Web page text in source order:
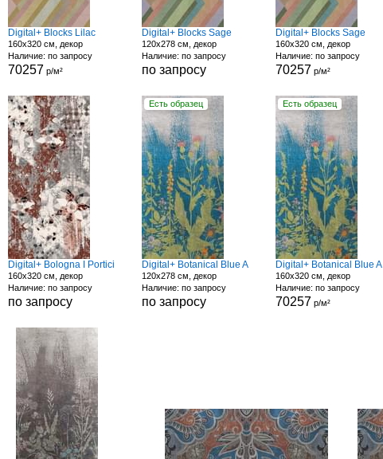
Digital+ Blocks Lilac
160x320 см, декор
Наличие: по запросу
70257 р/м²
Digital+ Blocks Sage
120x278 см, декор
Наличие: по запросу
по запросу
Digital+ Blocks Sage
160x320 см, декор
Наличие: по запросу
70257 р/м²
Digital+ Bologna I Portici
160x320 см, декор
Наличие: по запросу
по запросу
Есть образец
Digital+ Botanical Blue A
120x278 см, декор
Наличие: по запросу
по запросу
Есть образец
Digital+ Botanical Blue A
160x320 см, декор
Наличие: по запросу
70257 р/м²